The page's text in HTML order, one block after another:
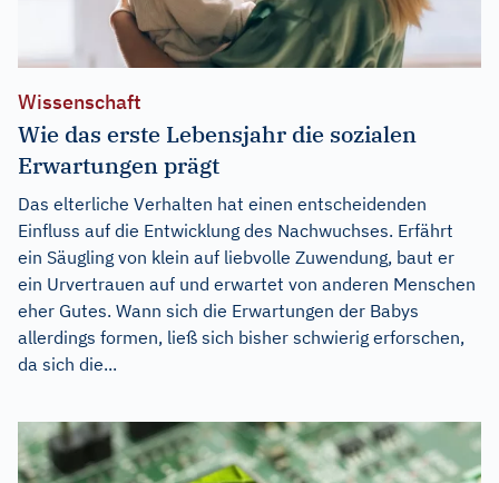
Wissenschaft
Wie das erste Lebensjahr die sozialen
Erwartungen prägt
Das elterliche Verhalten hat einen entscheidenden
Einfluss auf die Entwicklung des Nachwuchses. Erfährt
ein Säugling von klein auf liebvolle Zuwendung, baut er
ein Urvertrauen auf und erwartet von anderen Menschen
eher Gutes. Wann sich die Erwartungen der Babys
allerdings formen, ließ sich bisher schwierig erforschen,
da sich die...